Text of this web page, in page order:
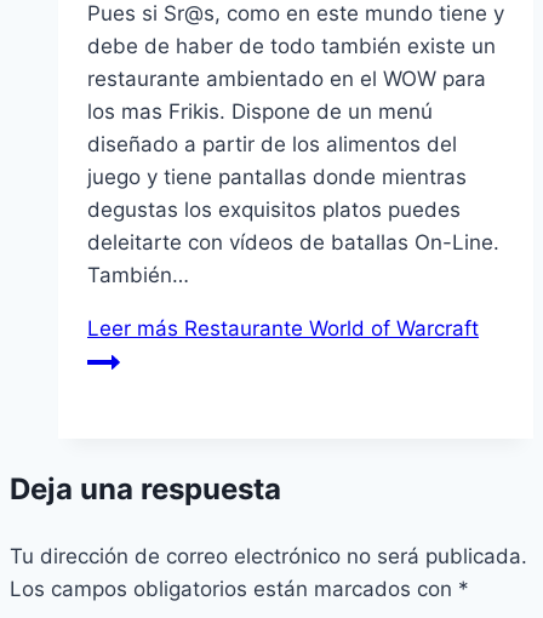
Pues si Sr@s, como en este mundo tiene y
debe de haber de todo también existe un
restaurante ambientado en el WOW para
los mas Frikis. Dispone de un menú
diseñado a partir de los alimentos del
juego y tiene pantallas donde mientras
degustas los exquisitos platos puedes
deleitarte con ví­deos de batallas On-Line.
También…
Leer más Restaurante World of Warcraft
Deja una respuesta
Tu dirección de correo electrónico no será publicada.
Los campos obligatorios están marcados con *